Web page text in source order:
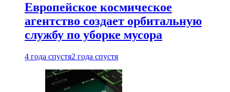
Европейское космическое
агентство создает орбитальную
службу по уборке мусора
4 года спустя2 года спустя